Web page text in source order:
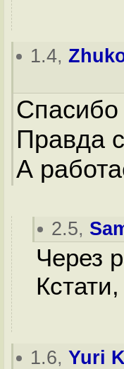
1.4,
Спасибо
Правда
А
2.5,
Через
1.6,Yuri